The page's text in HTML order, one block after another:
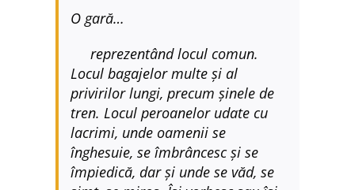
O gară…
reprezentând locul comun.
Locul bagajelor multe și al
privirilor lungi, precum șinele de
tren. Locul peroanelor udate cu
lacrimi, unde oamenii se
înghesuie, se îmbrâncesc și se
împiedică, dar și unde se văd, se